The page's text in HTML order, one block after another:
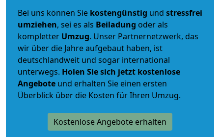
Bei uns können Sie kostengünstig und stressfrei
umziehen, sei es als Beiladung oder als
kompletter Umzug. Unser Partnernetzwerk, das
wir über die Jahre aufgebaut haben, ist
deutschlandweit und sogar international
unterwegs. Holen Sie sich jetzt kostenlose
Angebote und erhalten Sie einen ersten
Überblick über die Kosten für Ihren Umzug.
Kostenlose Angebote erhalten